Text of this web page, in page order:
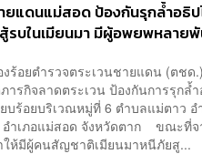
ยแดนแม่สอด ป้องกันรุกล้ำอธิ
รบในเมียนมา มีผู้อพยพหลาย
ร้อยตำรวจตระเวนชายแดน (ตชด
รกิจลาดตระเวน ป้องกันการรุกล้
บร้อยบริเวณหมู่ที่ 6 ตำบลแม่ตาว
ำเภอแม่สอด จังหวัดตาก ขณะที่
ให้มีผู้คนสัญชาติเมียนมาหนีภัยสู...